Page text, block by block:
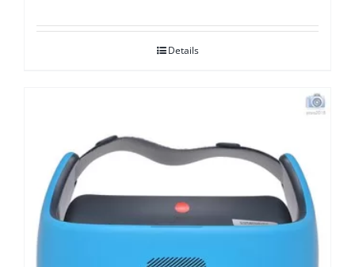
Details